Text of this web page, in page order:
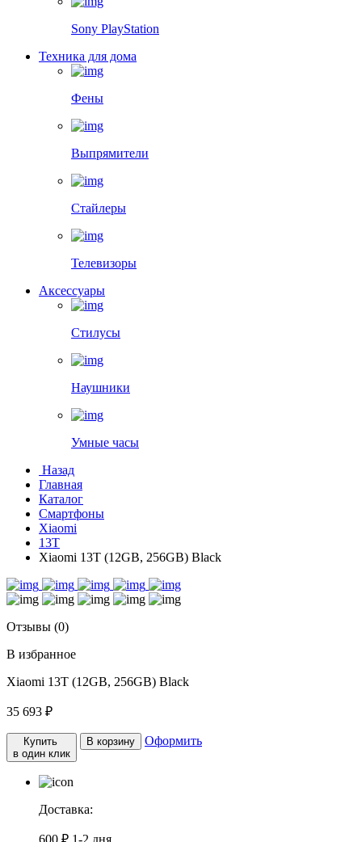
Sony PlayStation
Техника для дома
Фены
Выпрямители
Стайлеры
Телевизоры
Аксессуары
Стилусы
Наушники
Умные часы
Назад
Главная
Каталог
Смартфоны
Xiaomi
13Т
Xiaomi 13T (12GB, 256GB) Black
Отзывы (0)
В избранное
Xiaomi 13T (12GB, 256GB) Black
35 693 ₽
Купить
в один клик
В корзину Оформить
Доставка:
600 ₽ 1-2 дня